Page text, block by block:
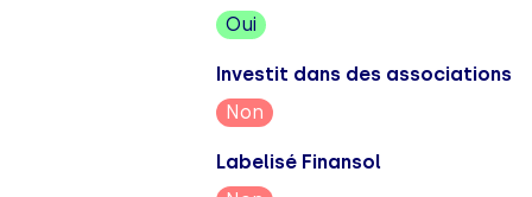
Oui
Investit dans des associations
Non
Labelisé Finansol